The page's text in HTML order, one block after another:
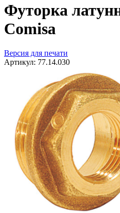
Футорка
Сomisa
Версия для печати
Артикул: 77.14.030